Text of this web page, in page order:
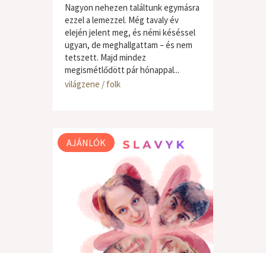
Nagyon nehezen találtunk egymásra
ezzel a lemezzel. Még tavaly év
elején jelent meg, és némi késéssel
ugyan, de meghallgattam – és nem
tetszett. Majd mindez
megismétlődött pár hónappal...
világzene / folk
AJÁNLÓK